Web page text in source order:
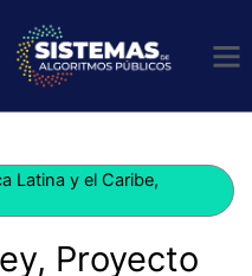
Latina y el Caribe,
Proyecto